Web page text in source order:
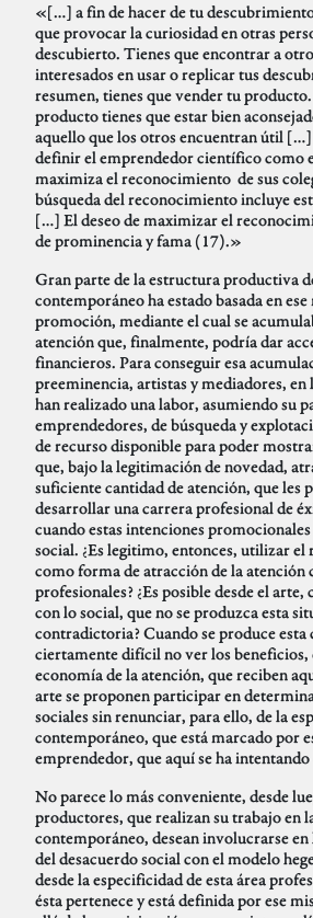
«[…] a fin de hacer de tu
que provocar la curiosidad en otras
descubierto. Tienes que encontrar a
interesados en usar o replicar tus
resumen, tienes que vender tu
producto tienes que estar bien
aquello que los otros encuentran útil
definir el emprendedor científico como
maximiza el reconocimiento de sus
búsqueda del reconocimiento incluye
[…] El deseo de maximizar el
de prominencia y fama (17).»
Gran parte de la estructura productiva
contemporáneo ha estado basada en
promoción, mediante el cual se
atención que, finalmente, podría dar
financieros. Para conseguir esa
preeminencia, artistas y mediadores, en
han realizado una labor, asumiendo su
emprendedores, de búsqueda y
de recurso disponible para poder
que, bajo la legitimación de novedad,
suficiente cantidad de atención, que les
desarrollar una carrera profesional de
cuando estas intenciones
social. ¿Es legitimo, entonces, utilizar el
como forma de atracción de la atención
profesionales? ¿Es posible desde el
con lo social, que no se produzca esta
contradictoria? Cuando se produce esta
ciertamente difícil no ver los beneficios,
economía de la atención, que reciben
arte se proponen participar en
sociales sin renunciar, para ello, de la
contemporáneo, que está marcado por
emprendedor, que aquí se ha
No parece lo más conveniente, desde
productores, que realizan su trabajo en
contemporáneo, desean involucrarse
del desacuerdo social con el modelo
desde la especificidad de esta área
ésta pertenece y está definida por ese